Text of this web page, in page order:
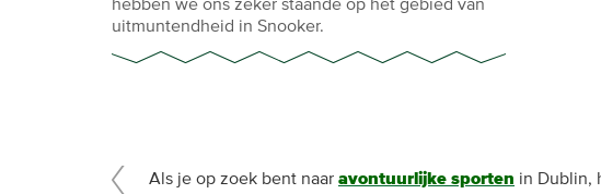
hebben we ons zeker staande op het gebied van
uitmuntendheid in Snooker.
Als je op zoek bent naar avontuurlijke sporten in Dublin,